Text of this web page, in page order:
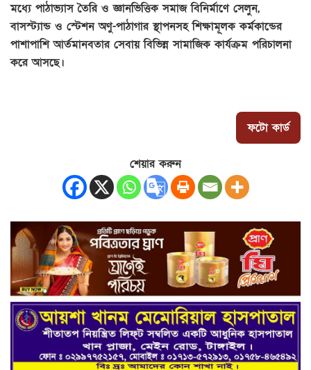
মধ্যে পাঠাভ্যাস তৈরি ও জ্ঞানভিত্তিক সমাজ বিনির্মাণে সেলুন,
বাসস্ট্যান্ড ও স্টেশন অণু-পাঠাগার স্থাপনসহ শিক্ষামূলক কর্মকান্ডের
পাশাপাশি আর্তমানবতার সেবায় বিভিন্ন সামাজিক কার্যক্রম পরিচালনা
করে আসছে।
ফটো কার্ড
শেয়ার করুন